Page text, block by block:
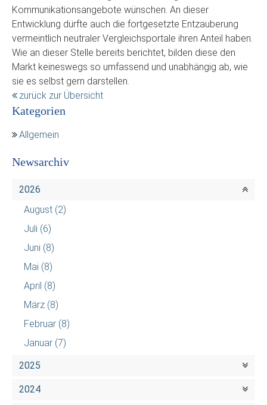
Kommunikationsangebote wünschen. An dieser
Entwicklung dürfte auch die fortgesetzte Entzauberung
vermeintlich neutraler Vergleichsportale ihren Anteil haben.
Wie an dieser Stelle bereits berichtet, bilden diese den
Markt keineswegs so umfassend und unabhängig ab, wie
sie es selbst gern darstellen.
zurück zur Übersicht
Kategorien
Allgemein
Newsarchiv
2026
August (2)
Juli (6)
Juni (8)
Mai (8)
April (8)
März (8)
Februar (8)
Januar (7)
2025
2024